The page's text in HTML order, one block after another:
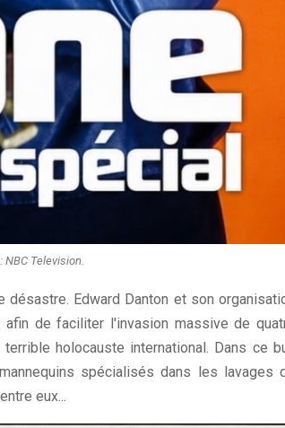
NBC Television.
Edward Danton et son
de faciliter l'invasion massive de
holocauste international. Dans ce
spécialisés dans les lavages
eux...